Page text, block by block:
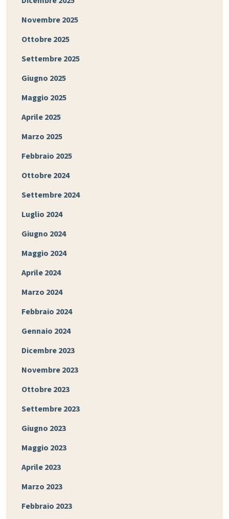
Novembre 2025
Ottobre 2025
Settembre 2025
Giugno 2025
Maggio 2025
Aprile 2025
Marzo 2025
Febbraio 2025
Ottobre 2024
Settembre 2024
Luglio 2024
Giugno 2024
Maggio 2024
Aprile 2024
Marzo 2024
Febbraio 2024
Gennaio 2024
Dicembre 2023
Novembre 2023
Ottobre 2023
Settembre 2023
Giugno 2023
Maggio 2023
Aprile 2023
Marzo 2023
Febbraio 2023